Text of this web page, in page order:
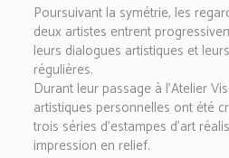
Poursuivant la symétrie, les
deux artistes entrent
leurs dialogues artistiques et
régulières.
Durant leur passage à l’Atelier
artistiques personnelles ont été
trois séries d’estampes d’art
impression en relief.